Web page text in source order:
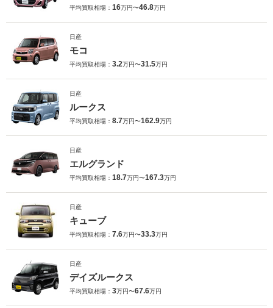
平均買取相場： 16万円〜46.8万円
日産
モコ
平均買取相場： 3.2万円〜31.5万円
日産
ルークス
平均買取相場： 8.7万円〜162.9万円
日産
エルグランド
平均買取相場： 18.7万円〜167.3万円
日産
キューブ
平均買取相場： 7.6万円〜33.3万円
日産
デイズルークス
平均買取相場： 3万円〜67.6万円